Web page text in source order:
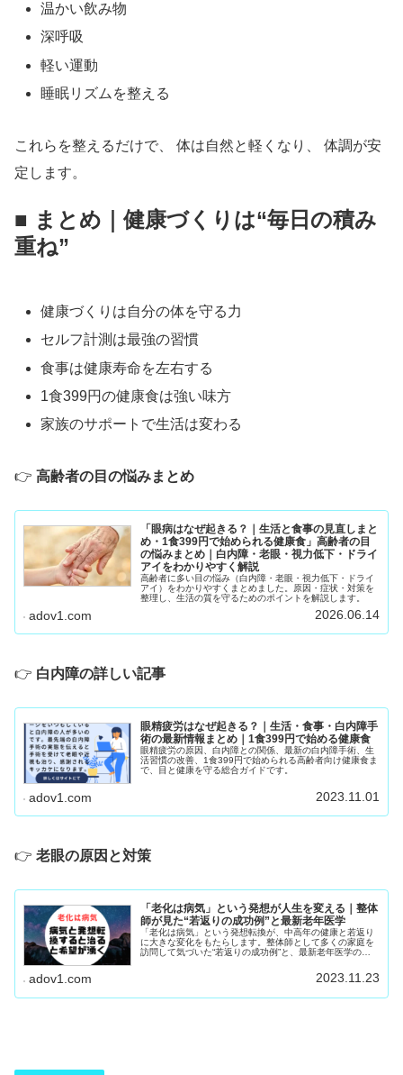
温かい飲み物
深呼吸
軽い運動
睡眠リズムを整える
これらを整えるだけで、 体は自然と軽くなり、 体調が安
定します。
■ まとめ｜健康づくりは“毎日の積み
重ね”
健康づくりは自分の体を守る力
セルフ計測は最強の習慣
食事は健康寿命を左右する
1食399円の健康食は強い味方
家族のサポートで生活は変わる
👉 高齢者の目の悩みまとめ
「眼病はなぜ起きる？｜生活と食事の見直しまと
め・1食399円で始められる健康食」高齢者の目
の悩みまとめ｜白内障・老眼・視力低下・ドライ
アイをわかりやすく解説
高齢者に多い目の悩み（白内障・老眼・視力低下・ドライ
アイ）をわかりやすくまとめました。原因・症状・対策を
整理し、生活の質を守るためのポイントを解説します。
adov1.com 2026.06.14
👉 白内障の詳しい記事
眼精疲労はなぜ起きる？｜生活・食事・白内障手
術の最新情報まとめ｜1食399円で始める健康食
眼精疲労の原因、白内障との関係、最新の白内障手術、生
活習慣の改善、1食399円で始められる高齢者向け健康食ま
で、目と健康を守る総合ガイドです。
adov1.com 2023.11.01
👉 老眼の原因と対策
「老化は病気」という発想が人生を変える｜整体
師が見た“若返りの成功例”と最新老年医学
「老化は病気」という発想転換が、中高年の健康と若返り
に大きな変化をもたらします。整体師として多くの家庭を
訪問して気づいた“若返りの成功例”と、最新老年医学の考
adov1.com 2023.11.23